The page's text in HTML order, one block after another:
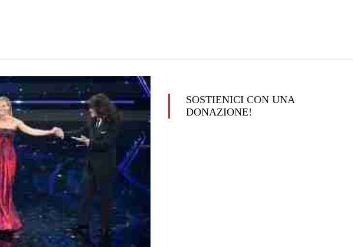
SOSTIENICI CON UNA
DONAZIONE!